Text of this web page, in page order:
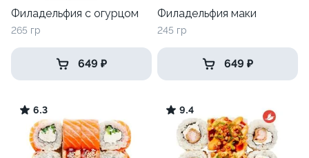
Филадельфия с огурцом
265 гр
649 ₽
Филадельфия маки
245 гр
649 ₽
6.3 9.4